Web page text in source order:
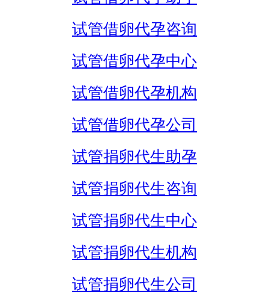
试管借卵代孕咨询
试管借卵代孕中心
试管借卵代孕机构
试管借卵代孕公司
试管捐卵代生助孕
试管捐卵代生咨询
试管捐卵代生中心
试管捐卵代生机构
试管捐卵代生公司